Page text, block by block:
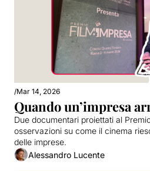
/Mar 14, 2026
Quando un’impresa
Due documentari proiettati al
osservazioni su come il cinema
delle imprese.
Alessandro Lucente